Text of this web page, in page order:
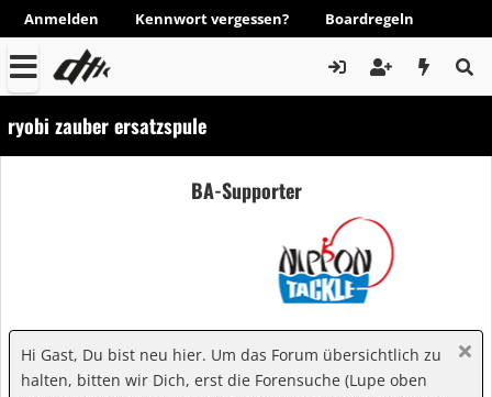
Anmelden Kennwort vergessen? Boardregeln
ryobi zauber ersatzspule
BA-Supporter
Hi Gast, Du bist neu hier. Um das Forum übersichtlich zu
halten, bitten wir Dich, erst die Forensuche (Lupe oben